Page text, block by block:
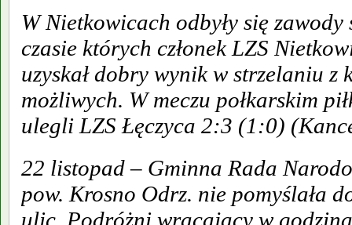
W Nietkowicach odbyły się
czasie których członek LZS
uzyskał dobry wynik w strzelaniu z
możliwych. W meczu połkarskim
ulegli LZS Łęczyca 2:3 (1:0)
22 listopad – Gminna Rada
pow. Krosno Odrz. nie pomyślała
ulic. Podróżni wracający w